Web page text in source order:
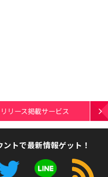
リース掲載サービス
ントで最新情報ゲット！